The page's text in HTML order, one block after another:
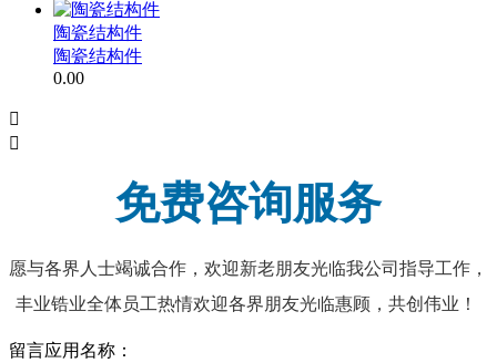
陶瓷结构件
陶瓷结构件
0.00


免费咨询服务
愿与各界人士竭诚合作，欢迎新老朋友光临我公司指导工作，
丰业锆业全体员工热情欢迎各界朋友光临惠顾，共创伟业！
留言应用名称：